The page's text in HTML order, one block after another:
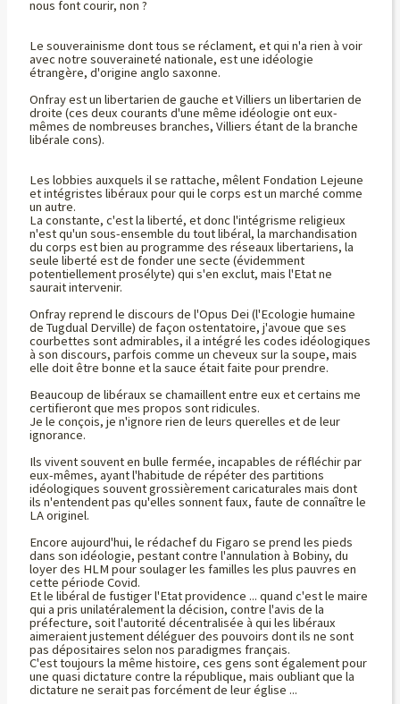
nous font courir, non ?
Le souverainisme dont tous se réclament, et qui n'a rien à voir
avec notre souveraineté nationale, est une idéologie
étrangère, d'origine anglo saxonne.
Onfray est un libertarien de gauche et Villiers un libertarien de
droite (ces deux courants d'une même idéologie ont eux-
mêmes de nombreuses branches, Villiers étant de la branche
libérale cons).
Les lobbies auxquels il se rattache, mêlent Fondation Lejeune
et intégristes libéraux pour qui le corps est un marché comme
un autre.
La constante, c'est la liberté, et donc l'intégrisme religieux
n'est qu'un sous-ensemble du tout libéral, la marchandisation
du corps est bien au programme des réseaux libertariens, la
seule liberté est de fonder une secte (évidemment
potentiellement prosélyte) qui s'en exclut, mais l'Etat ne
saurait intervenir.
Onfray reprend le discours de l'Opus Dei (l'Ecologie humaine
de Tugdual Derville) de façon ostentatoire, j'avoue que ses
courbettes sont admirables, il a intégré les codes idéologiques
à son discours, parfois comme un cheveux sur la soupe, mais
elle doit être bonne et la sauce était faite pour prendre.
Beaucoup de libéraux se chamaillent entre eux et certains me
certifieront que mes propos sont ridicules.
Je le conçois, je n'ignore rien de leurs querelles et de leur
ignorance.
Ils vivent souvent en bulle fermée, incapables de réfléchir par
eux-mêmes, ayant l'habitude de répéter des partitions
idéologiques souvent grossièrement caricaturales mais dont
ils n'entendent pas qu'elles sonnent faux, faute de connaître le
LA originel.
Encore aujourd'hui, le rédachef du Figaro se prend les pieds
dans son idéologie, pestant contre l'annulation à Bobiny, du
loyer des HLM pour soulager les familles les plus pauvres en
cette période Covid.
Et le libéral de fustiger l'Etat providence ... quand c'est le maire
qui a pris unilatéralement la décision, contre l'avis de la
préfecture, soit l'autorité décentralisée à qui les libéraux
aimeraient justement déléguer des pouvoirs dont ils ne sont
pas dépositaires selon nos paradigmes français.
C'est toujours la même histoire, ces gens sont également pour
une quasi dictature contre la république, mais oubliant que la
dictature ne serait pas forcément de leur église ...